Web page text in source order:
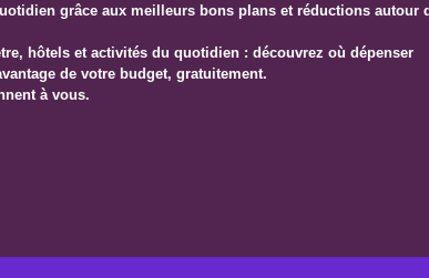
grâce aux meilleurs bons plans et réductions autour
hôtels et activités du quotidien : découvrez où dépenser
de votre budget, gratuitement.
à vous.